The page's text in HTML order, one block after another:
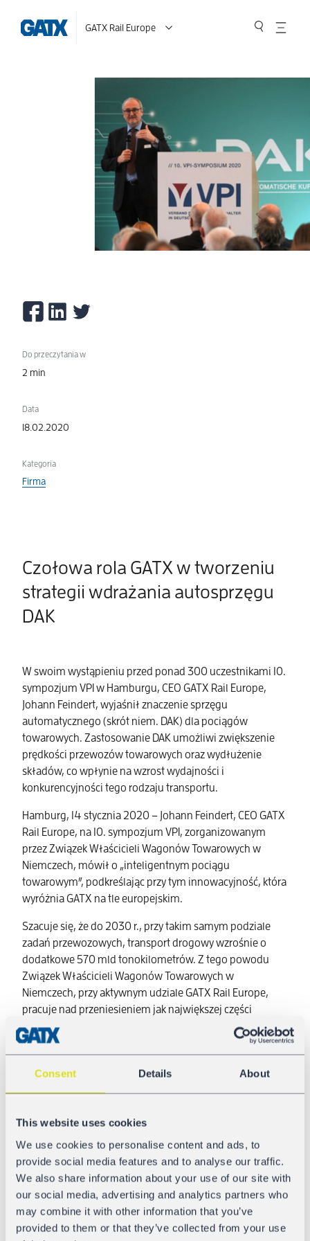
Consent Details About
This website uses cookies
We use cookies to personalise content and ads, to
provide social media features and to analyse our traffic.
We also share information about your use of our site with
our social media, advertising and analytics partners who
may combine it with other information that you’ve
provided to them or that they’ve collected from your use
GATX Rail Europe
Do przeczytania w
2 min
Data
18.02.2020
Kategoria
Firma
Czołowa rola GATX w tworzeniu
strategii wdrażania autosprzęgu
DAK
W swoim wystąpieniu przed ponad 300 uczestnikami 10.
sympozjum VPI w Hamburgu, CEO GATX Rail Europe,
Johann Feindert, wyjaśnił znaczenie sprzęgu
automatycznego (skrót niem. DAK) dla pociągów
towarowych. Zastosowanie DAK umożliwi zwiększenie
prędkości przewozów towarowych oraz wydłużenie
składów, co wpłynie na wzrost wydajności i
konkurencyjności tego rodzaju transportu.
Hamburg, 14 stycznia 2020 – Johann Feindert, CEO GATX
Rail Europe, na 10. sympozjum VPI, zorganizowanym
przez Związek Właścicieli Wagonów Towarowych w
Niemczech, mówił o „inteligentnym pociągu
towarowym”, podkreślając przy tym innowacyjność, która
wyróżnia GATX na tle europejskim.
Szacuje się, że do 2030 r., przy takim samym podziale
zadań przewozowych, transport drogowy wzrośnie o
dodatkowe 570 mld tonokilometrów. Z tego powodu
Związek Właścicieli Wagonów Towarowych w
Niemczech, przy aktywnym udziale GATX Rail Europe,
pracuje nad przeniesieniem jak największej części
przewozów towarowych z dróg na tory.
Jeśli większa część udziału w rynku przewozów
towarowych zostanie przeniesiona na tory, wtedy można
przewozu wzrośnie do 30% ogólnego transportu
wówczas uda się uniknąć emisji 290 mln ton CO2, 40
000 zgonów na skutek zanieczyszczenia środowiska oraz
5000 ofiar wypadków drogowych spowodowanych
przez samochody ciężarowe.
W rezultacie, GATX Rail Europe dąży do stworzenia